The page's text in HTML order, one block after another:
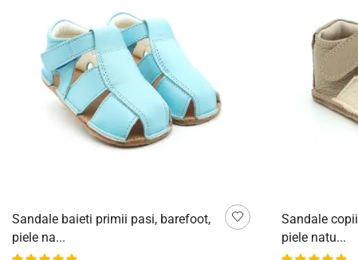
Sandale baieti primii pasi, barefoot,
piele na...
Sandale
piele natu...